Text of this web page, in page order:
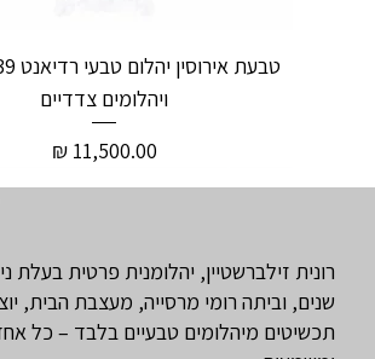
ויהלומים צדדיים
מחיר
רונית זילברשטיין, יהלומנית פרטית בעלת
שנים, וביתה רומי מרסייה, מעצבת הבית,
תכשיטים מיהלומים טבעיים בלבד – כל